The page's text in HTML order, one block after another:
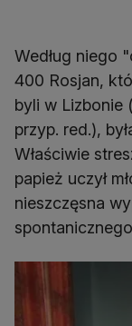
Według niego
400 Rosjan,
byli w Lizbonie
przyp. red.),
Właściwie
papież uczył
nieszczęsna